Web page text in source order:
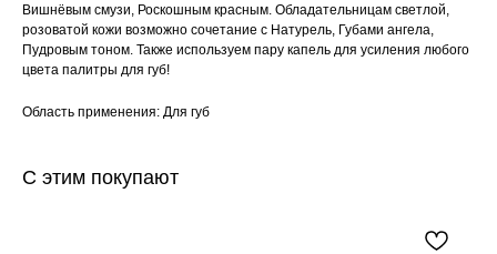
Вишнёвым смузи, Роскошным красным. Обладательницам светлой,
розоватой кожи возможно сочетание с Натурель, Губами ангела,
Пудровым тоном. Также используем пару капель для усиления любого
цвета палитры для губ!
Область применения: Для губ
С этим покупают